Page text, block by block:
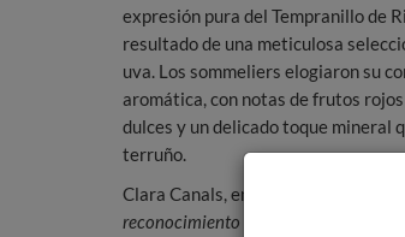
expresión pura del Tempranillo de
resultado de una meticulosa
uva. Los sommeliers elogiaron su
aromática, con notas de frutos
dulces y un delicado toque mineral
terruño.
Clara Canals, enóloga de Bodegas
reconocimiento es un tributo a la